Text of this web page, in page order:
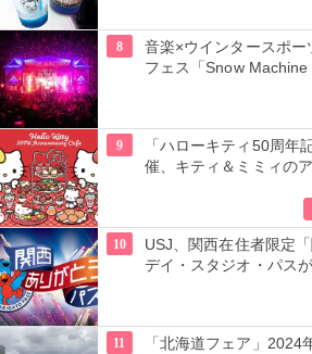
8
音楽×ウインタースポー
フェス「Snow Machine
9
「ハローキティ50周年
催、キティ＆ミミィの
10
USJ、関西在住者限定
デイ・スタジオ・パス
11
「北海道フェア」2024